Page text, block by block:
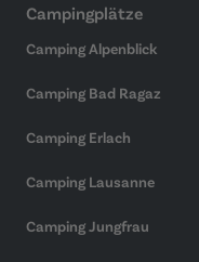
Campingplätze
Camping Alpenblick
Camping Bad Ragaz
Camping Erlach
Camping Lausanne
Camping Jungfrau